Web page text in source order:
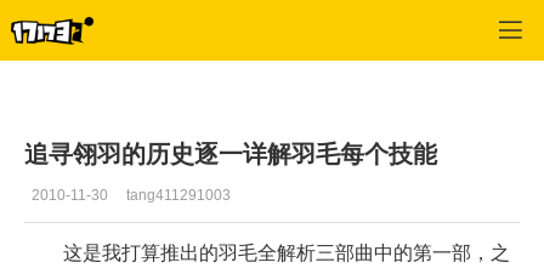
追寻翎羽的历史逐一详解羽毛每个技能
2010-11-30 tang411291003
这是我打算推出的羽毛全解析三部曲中的第一部，之